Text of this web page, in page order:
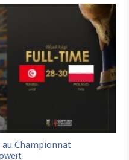
Championnat